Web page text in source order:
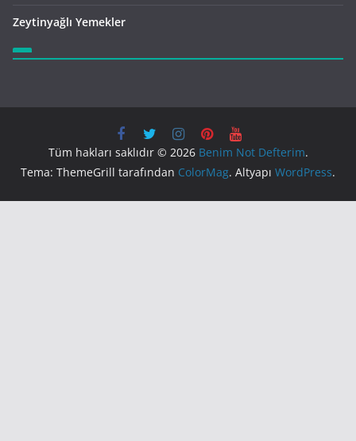
Zeytinyağlı Yemekler
Tüm hakları saklıdır © 2026 Benim Not Defterim.
Tema: ThemeGrill tarafından ColorMag. Altyapı WordPress.